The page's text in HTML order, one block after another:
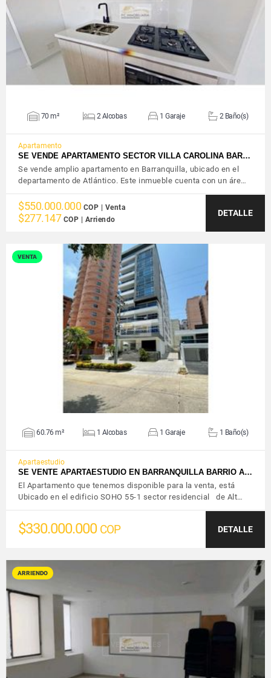
VER DETALLES
70 m² 2 Alcobas 1 Garaje 2 Baño(s)
Apartamento
SE VENDE APARTAMENTO SECTOR VILLA CAROLINA BAR…
Se vende amplio apartamento en Barranquilla, ubicado en el
departamento de Atlántico. Este inmueble cuenta con un áre…
$550.000.000 COP | Venta
$277.147 COP | Arriendo
DETALLE
VENTA
VER DETALLES
60.76 m² 1 Alcobas 1 Garaje 1 Baño(s)
Apartaestudio
SE VENTE APARTAESTUDIO EN BARRANQUILLA BARRIO A…
El Apartamento que tenemos disponible para la venta, está
Ubicado en el edificio SOHO 55-1 sector residencial de Alt…
$330.000.000 COP DETALLE
ARRIENDO
VER DETALLES